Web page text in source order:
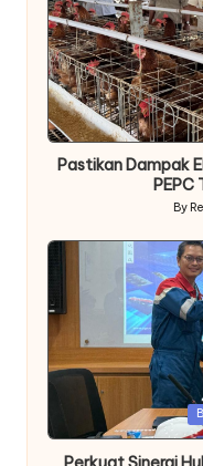
Posted
in
Pastikan Dampak
PEPC
By
Posted
in